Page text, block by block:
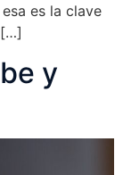
es la clave
[…]
y